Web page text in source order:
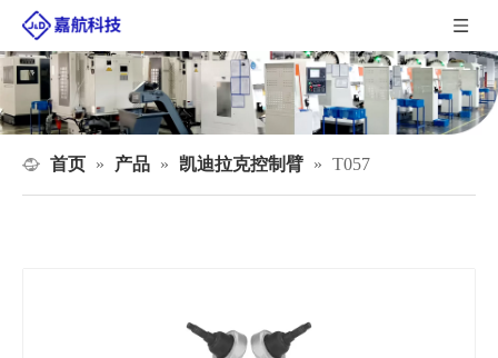
首页 » 产品 » 凯迪拉克控制臂 » T057